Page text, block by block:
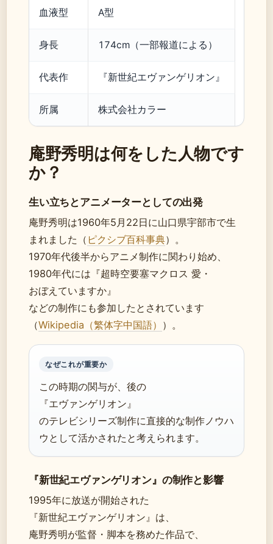
血液型 A型
身長 174cm（一部報道による）
代表作 『新世紀エヴァンゲリオン』
所属 株式会社カラー
庵野秀明は何をした人物です
か？
生い立ちとアニメーターとしての出発
庵野秀明は1960年5月22日に山口県宇部市で生
まれました（ ピクシブ百科事典）。
1970年代後半からアニメ制作に関わり始め、
1980年代には『超時空要塞マクロス 愛・
おぼえていますか』
などの制作にも参加したとされています
（Wikipedia（繁体字中国語） ）。
なぜこれが重要か
この時期の関与が、後の
『エヴァンゲリオン』
のテレビシリーズ制作に直接的な制作ノウハ
ウとして活かされたと考えられます。
『新世紀エヴァンゲリオン』の制作と影響
1995年に放送が開始された
『新世紀エヴァンゲリオン』は、
庵野秀明が監督・脚本を務めた作品で、